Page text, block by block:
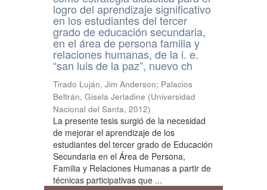
logro del aprendizaje significativo
en los estudiantes del tercer
grado de educación secundaria,
en el área de persona familia y
relaciones humanas, de la i. e.
“san luis de la paz”, nuevo ch
Tirado Luján, Jim Anderson; Palacios
Beltrán, Gisela Jerladine (Universidad
Nacional del Santa, 2012)
La presente tesis surgió de la necesidad
de mejorar el aprendizaje de los
estudiantes del tercer grado de Educación
Secundaria en el Área de Persona,
Familia y Relaciones Humanas a partir de
técnicas participativas que ...